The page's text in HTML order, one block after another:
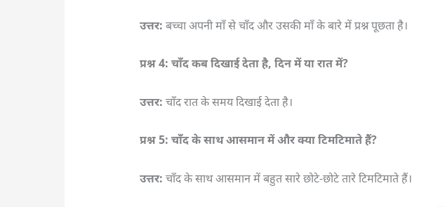
उत्तर: बच्चा अपनी माँ से चाँद और उसकी माँ के बारे में प्रश्न पूछता है।
प्रश्न 4: चाँद कब दिखाई देता है, दिन में या रात में?
उत्तर: चाँद रात के समय दिखाई देता है।
प्रश्न 5: चाँद के साथ आसमान में और क्या टिमटिमाते हैं?
उत्तर: चाँद के साथ आसमान में बहुत सारे छोटे-छोटे तारे टिमटिमाते हैं।